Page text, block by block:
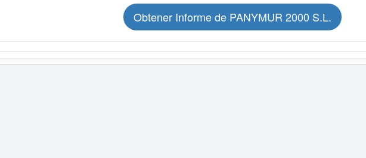
Obtener Informe de PANYMUR 2000 S.L.